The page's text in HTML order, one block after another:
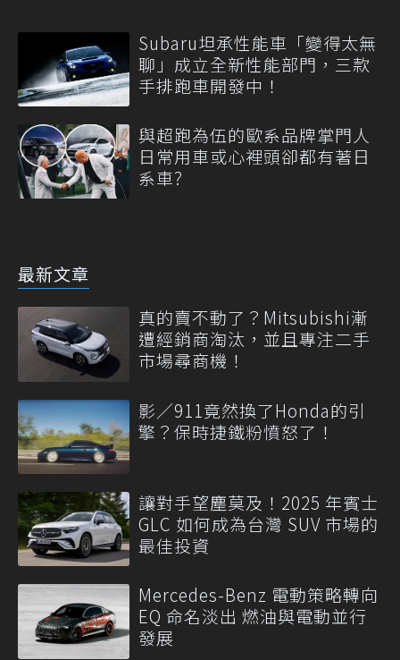
Subaru坦承性能車「變得太無
聊」成立全新性能部門，三款
手排跑車開發中！
與超跑為伍的歐系品牌掌門人
日常用車或心裡頭卻都有著日
系車?
最新文章
真的賣不動了？Mitsubishi漸
遭經銷商淘汰，並且專注二手
市場尋商機！
影／911竟然換了Honda的引
擎？保時捷鐵粉憤怒了！
讓對手望塵莫及！2025 年賓士
GLC 如何成為台灣 SUV 市場的
最佳投資
Mercedes-Benz 電動策略轉向
EQ 命名淡出 燃油與電動並行
發展